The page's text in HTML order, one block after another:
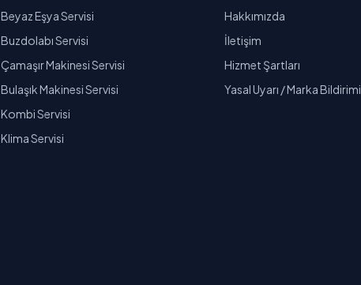
Beyaz Eşya Servisi
Buzdolabı Servisi
Çamaşır Makinesi Servisi
Bulaşık Makinesi Servisi
Kombi Servisi
Klima Servisi
Hakkımızda
İletişim
Hizmet Şartları
Yasal Uyarı / Marka Bildirimi